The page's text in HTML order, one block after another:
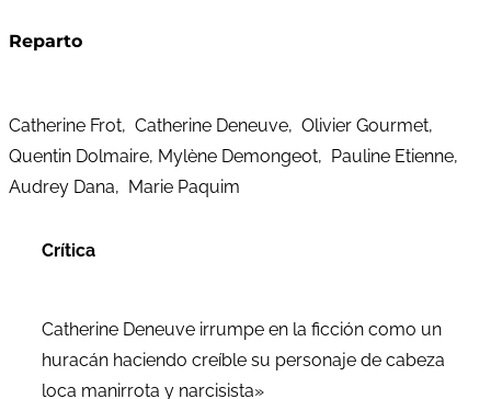
Reparto
Catherine Frot, Catherine Deneuve, Olivier Gourmet,
Quentin Dolmaire, Mylène Demongeot, Pauline Etienne,
Audrey Dana, Marie Paquim
Crítica
Catherine Deneuve irrumpe en la ficción como un
huracán haciendo creíble su personaje de cabeza
loca manirrota y narcisista»